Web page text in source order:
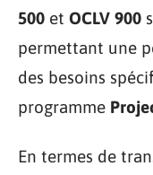
500 et OCLV 900
permettant une
des besoins
programme
En termes de